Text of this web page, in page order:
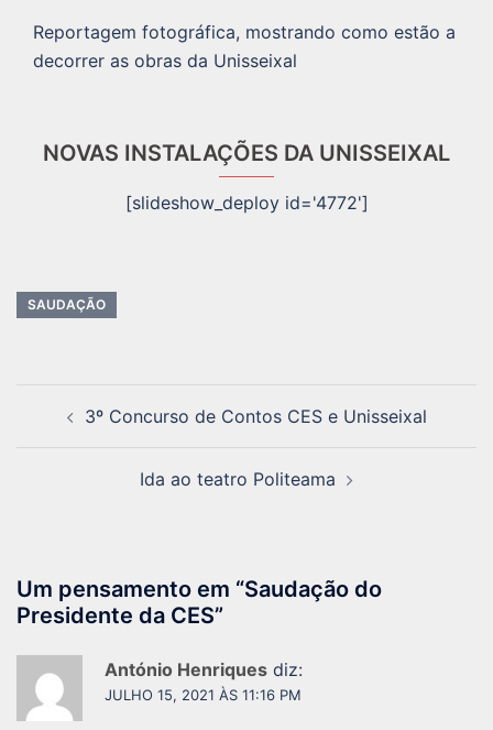
Reportagem fotográfica, mostrando como estão a
decorrer as obras da Unisseixal
NOVAS INSTALAÇÕES DA UNISSEIXAL
[slideshow_deploy id='4772']
SAUDAÇÃO
3º Concurso de Contos CES e Unisseixal
Ida ao teatro Politeama
Um pensamento em “Saudação do
Presidente da CES”
António Henriques diz:
JULHO 15, 2021 ÀS 11:16 PM